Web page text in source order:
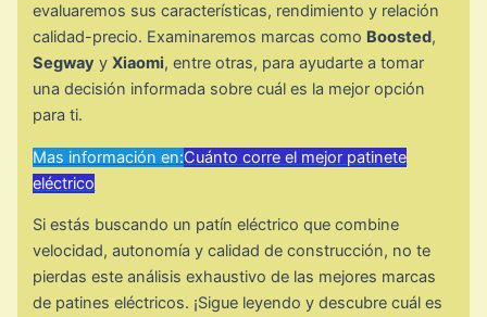
evaluaremos sus características, rendimiento y relación
calidad-precio. Examinaremos marcas como Boosted,
Segway yXiaomi, entre otras, para ayudarte a tomar
una decisión informada sobre cuál es la mejor opción
para ti.
Mas información en:Cuánto corre el mejor patinete
eléctrico
Si estás buscando un patín eléctrico que combine
velocidad, autonomía y calidad de construcción, no te
pierdas este análisis exhaustivo de las mejores marcas
de patines eléctricos. ¡Sigue leyendo y descubre cuál es